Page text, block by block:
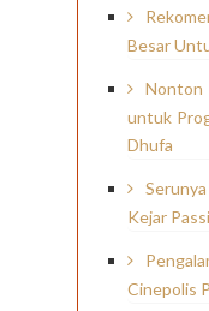
Besar
untuk
Dhufa
Kejar
Cinepolis